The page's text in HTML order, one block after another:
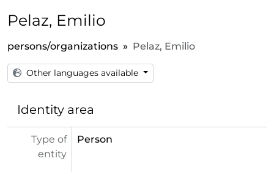
Pelaz, Emilio
persons/organizations Pelaz, Emilio
Other languages available
Identity area
Type of
entity
Person